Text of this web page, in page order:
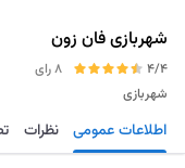
شهربازی فان زون
4/4
8 رای
شهربازی
مسیریابی
اطلاعات عمومی نظرات